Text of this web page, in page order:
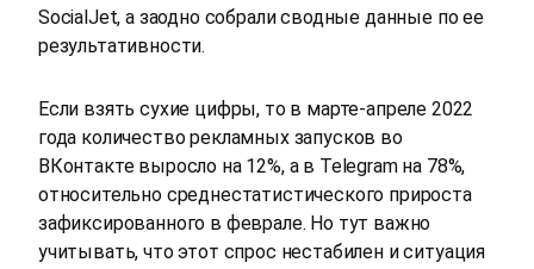
SocialJet, а заодно собрали сводные данные по ее
результативности.
Если взять сухие цифры, то в марте-апреле 2022
года количество рекламных запусков во
ВКонтакте выросло на 12%, а в Telegram на 78%,
относительно среднестатистического прироста
зафиксированного в феврале. Но тут важно
учитывать, что этот спрос нестабилен и ситуация